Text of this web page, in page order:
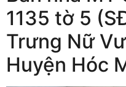
1135 tờ 5
Trưng Nữ
Huyện Hóc